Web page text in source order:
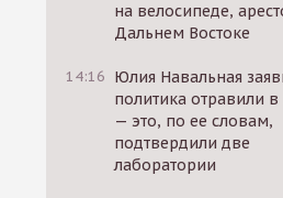
на велосипеде,
Дальнем Востоке
14:16 Юлия Навальная
политика отравили
— это, по ее словам,
подтвердили две
лаборатории